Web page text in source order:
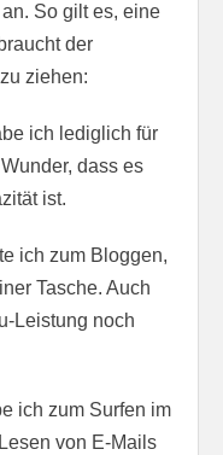
So gilt es, eine
der
ziehen:
ich lediglich für
dass es
ist.
ich zum Bloggen,
Tasche. Auch
Leistung noch
ich zum Surfen im
von E-Mails